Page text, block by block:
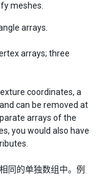
meshes.
arrays.
arrays; three
coordinates, a
can be removed at
arrays of the
you would also have
同的单独数组中。例